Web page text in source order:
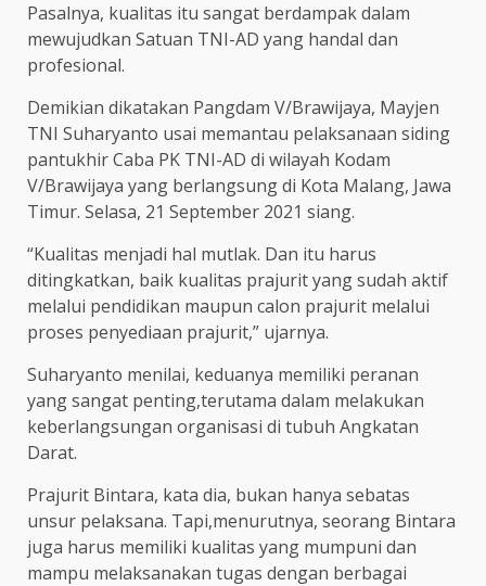
Pasalnya, kualitas itu sangat berdampak dalam
mewujudkan Satuan TNI-AD yang handal dan
profesional.
Demikian dikatakan Pangdam V/Brawijaya, Mayjen
TNI Suharyanto usai memantau pelaksanaan siding
pantukhir Caba PK TNI-AD di wilayah Kodam
V/Brawijaya yang berlangsung di Kota Malang, Jawa
Timur. Selasa, 21 September 2021 siang.
“Kualitas menjadi hal mutlak. Dan itu harus
ditingkatkan, baik kualitas prajurit yang sudah aktif
melalui pendidikan maupun calon prajurit melalui
proses penyediaan prajurit,” ujarnya.
Suharyanto menilai, keduanya memiliki peranan
yang sangat penting,terutama dalam melakukan
keberlangsungan organisasi di tubuh Angkatan
Darat.
Prajurit Bintara, kata dia, bukan hanya sebatas
unsur pelaksana. Tapi,menurutnya, seorang Bintara
juga harus memiliki kualitas yang mumpuni dan
mampu melaksanakan tugas dengan berbagai